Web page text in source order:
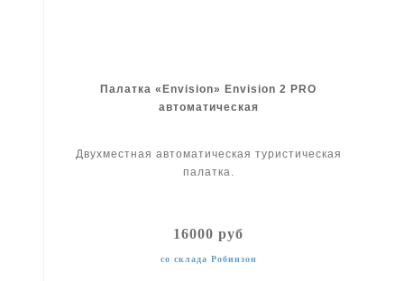
Палатка «Envision» Envision 2 PRO
автоматическая
Двухместная автоматическая туристическая
палатка.
16000 руб
со склада Робинзон